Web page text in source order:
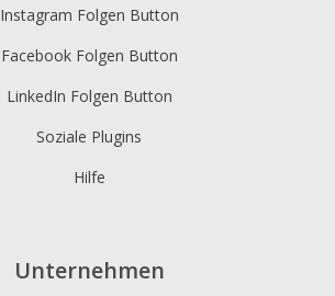
Instagram Folgen Button
Facebook Folgen Button
LinkedIn Folgen Button
Soziale Plugins
Hilfe
Unternehmen